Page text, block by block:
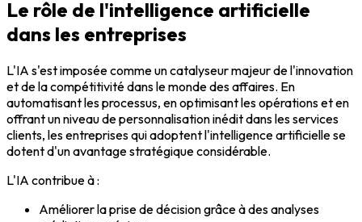
Le rôle de l'intelligence artificielle
dans les entreprises
L'IA s'est imposée comme un catalyseur majeur de l'innovation
et de la compétitivité dans le monde des affaires. En
automatisant les processus, en optimisant les opérations et en
offrant un niveau de personnalisation inédit dans les services
clients, les entreprises qui adoptent l'intelligence artificielle se
dotent d'un avantage stratégique considérable.
L'IA contribue à :
Améliorer la prise de décision grâce à des analyses